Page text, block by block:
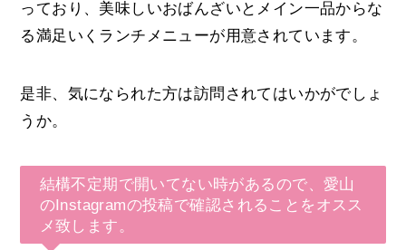
っており、美味しいおばんざいとメイン一品からな
る満足いくランチメニューが用意されています。
是非、気になられた方は訪問されてはいかがでしょ
うか。
結構不定期で開いてない時があるので、愛山
のInstagramの投稿で確認されることをオスス
メ致します。